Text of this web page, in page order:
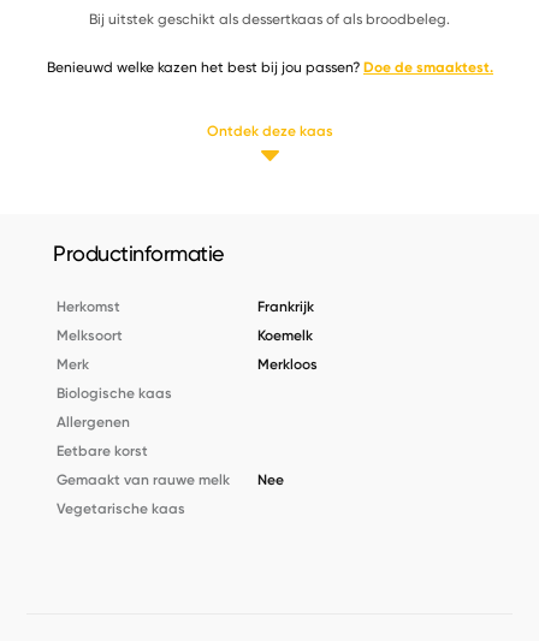
Bij uitstek geschikt als dessertkaas of als broodbeleg.
Benieuwd welke kazen het best bij jou passen? Doe de smaaktest.
Ontdek deze kaas
Productinformatie
Herkomst
Frankrijk
Melksoort
Koemelk
Merk
Merkloos
Biologische kaas
Allergenen
Eetbare korst
Gemaakt van rauwe melk
Nee
Vegetarische kaas